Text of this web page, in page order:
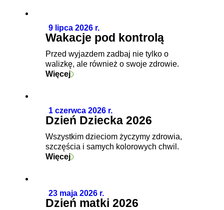
9 lipca 2026 r.
Wakacje pod kontrolą
Przed wyjazdem zadbaj nie tylko o
walizkę, ale również o swoje zdrowie.
Więcej
1 czerwca 2026 r.
Dzień Dziecka 2026
Wszystkim dzieciom życzymy zdrowia,
szczęścia i samych kolorowych chwil.
Więcej
23 maja 2026 r.
Dzień matki 2026